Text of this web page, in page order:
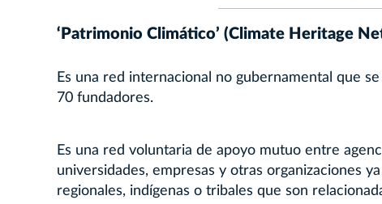
‘Patrimonio Climático’ (Climate Heritage
Es una red internacional no gubernamental que
70 fundadores.
Es una red voluntaria de apoyo mutuo entre
universidades, empresas y otras organizaciones
regionales, indígenas o tribales que son